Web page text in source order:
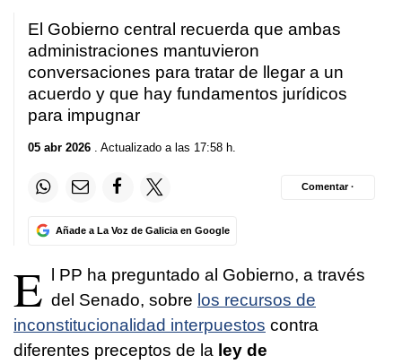
El Gobierno central recuerda que ambas
administraciones mantuvieron
conversaciones para tratar de llegar a un
acuerdo y que hay fundamentos jurídicos
para impugnar
05 abr 2026 . Actualizado a las 17:58 h.
Añade a La Voz de Galicia en Google
Comentar ·
E l PP ha preguntado al Gobierno, a través
del Senado, sobre los recursos de
inconstitucionalidad interpuestos contra
diferentes preceptos de la ley de